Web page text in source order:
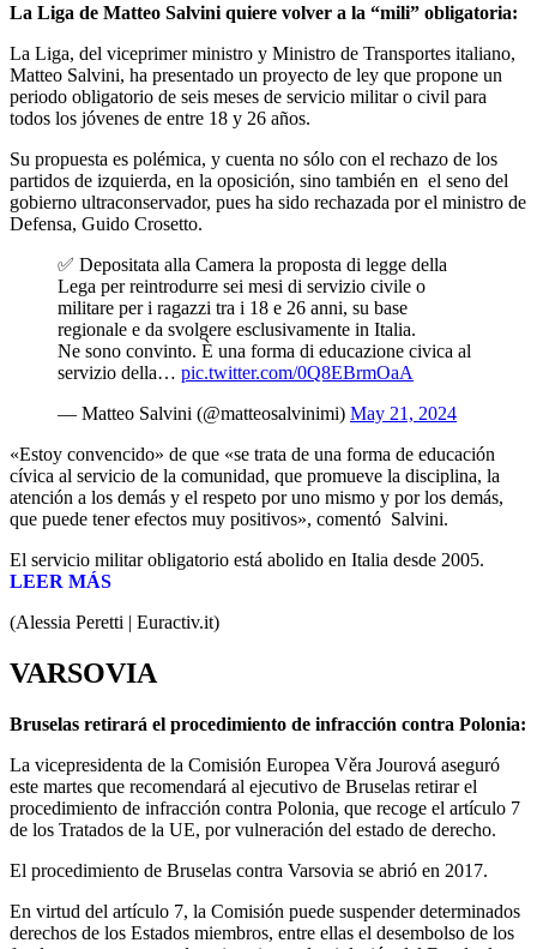
La Liga de Matteo Salvini quiere volver a la “mili” obligatoria:
La Liga, del viceprimer ministro y Ministro de Transportes italiano,
Matteo Salvini, ha presentado un proyecto de ley que propone un
periodo obligatorio de seis meses de servicio militar o civil para
todos los jóvenes de entre 18 y 26 años.
Su propuesta es polémica, y cuenta no sólo con el rechazo de los
partidos de izquierda, en la oposición, sino también en el seno del
gobierno ultraconservador, pues ha sido rechazada por el ministro de
Defensa, Guido Crosetto.
✅ Depositata alla Camera la proposta di legge della
Lega per reintrodurre sei mesi di servizio civile o
militare per i ragazzi tra i 18 e 26 anni, su base
regionale e da svolgere esclusivamente in Italia.
Ne sono convinto. È una forma di educazione civica al
servizio della… pic.twitter.com/0Q8EBrmOaA
— Matteo Salvini (@matteosalvinimi) May 21, 2024
«Estoy convencido» de que «se trata de una forma de educación
cívica al servicio de la comunidad, que promueve la disciplina, la
atención a los demás y el respeto por uno mismo y por los demás,
que puede tener efectos muy positivos», comentó Salvini.
El servicio militar obligatorio está abolido en Italia desde 2005.
LEER MÁS
(Alessia Peretti | Euractiv.it)
VARSOVIA
Bruselas retirará el procedimiento de infracción contra Polonia:
La vicepresidenta de la Comisión Europea Věra Jourová aseguró
este martes que recomendará al ejecutivo de Bruselas retirar el
procedimiento de infracción contra Polonia, que recoge el artículo 7
de los Tratados de la UE, por vulneración del estado de derecho.
El procedimiento de Bruselas contra Varsovia se abrió en 2017.
En virtud del artículo 7, la Comisión puede suspender determinados
derechos de los Estados miembros, entre ellas el desembolso de los